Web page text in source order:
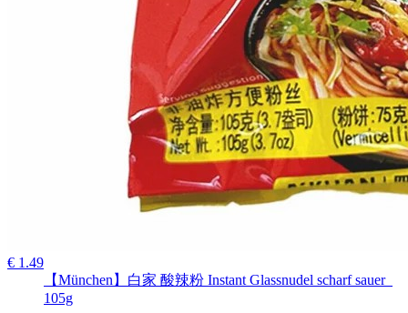
€ 1.49
【München】白家 酸辣粉 Instant Glassnudel scharf sauer
105g